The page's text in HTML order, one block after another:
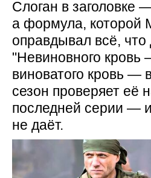
Слоган в заголовке
а формула, которой
оправдывал всё, что
"Невиновного кровь
виноватого кровь —
сезон проверяет её
последней серии —
не даёт.